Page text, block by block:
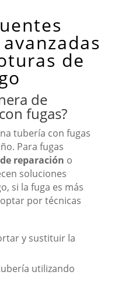
de
de
fugas?
tubería con fugas
Para fugas
reparación o
soluciones
si la fuga es más
por técnicas
y sustituir la
utilizando